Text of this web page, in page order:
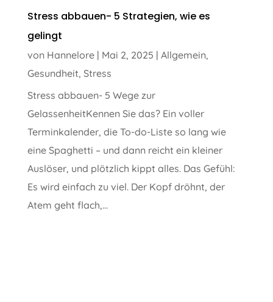
Stress abbauen- 5 Strategien, wie es
gelingt
von Hannelore| Mai 2, 2025 | Allgemein,
Gesundheit, Stress
Stress abbauen- 5 Wege zur
GelassenheitKennen Sie das? Ein voller
Terminkalender, die To-do-Liste so lang wie
eine Spaghetti – und dann reicht ein kleiner
Auslöser, und plötzlich kippt alles. Das Gefühl:
Es wird einfach zu viel. Der Kopf dröhnt, der
Atem geht flach,...